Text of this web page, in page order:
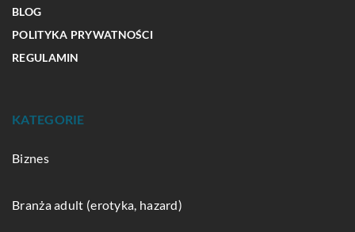
BLOG
POLITYKA PRYWATNOŚCI
REGULAMIN
KATEGORIE
Biznes
Branża adult (erotyka, hazard)